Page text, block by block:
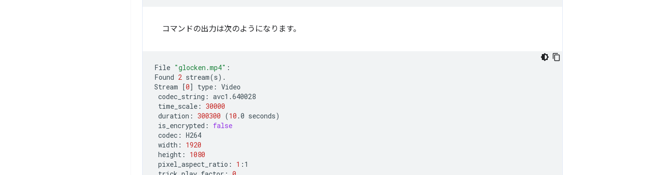
コマンドの出力は次のようになります。
File "glocken.mp4" :
Found 2 stream(s) .
Stream [0] type:
codec_string:
time_scale: 30000
duration: 300300 (10 .0 seconds)
is_encrypted:
false
codec:
width:
1920
height:
1080
pixel_aspect_ratio:
1